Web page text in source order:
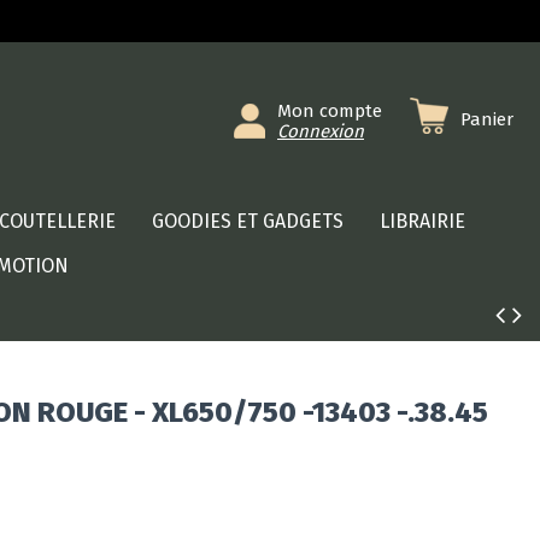
Mon compte
Connexion
Panier
COUTELLERIE GOODIES ET GADGETS
LIBRAIRIE
ROUGE - XL650/750 -13403 -.38.45